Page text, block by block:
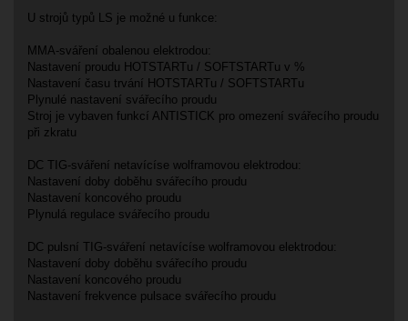
U strojů typů LS je možné u funkce:
MMA-sváření obalenou elektrodou:
Nastavení proudu HOTSTARTu / SOFTSTARTu v %
Nastavení času trvání HOTSTARTu / SOFTSTARTu
Plynulé nastavení svářecího proudu
Stroj je vybaven funkcí ANTISTICK pro omezení svářecího proudu
při zkratu
DC TIG-sváření netavícíse wolframovou elektrodou:
Nastavení doby doběhu svářecího proudu
Nastavení koncového proudu
Plynulá regulace svářecího proudu
DC pulsní TIG-sváření netavícíse wolframovou elektrodou:
Nastavení doby doběhu svářecího proudu
Nastavení koncového proudu
Nastavení frekvence pulsace svářecího proudu